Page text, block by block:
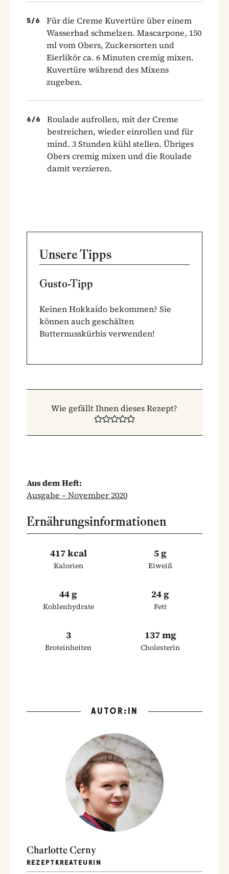
5/6
Für die Creme Kuvertüre über einem
Wasserbad schmelzen. Mascarpone, 150
ml vom Obers, Zuckersorten und
Eierlikör ca. 6 Minuten cremig mixen.
Kuvertüre während des Mixens
zugeben.
6/6
Roulade aufrollen, mit der Creme
bestreichen, wieder einrollen und für
mind. 3 Stunden kühl stellen. Übriges
Obers cremig mixen und die Roulade
damit verzieren.
Unsere Tipps
Gusto-Tipp
Keinen Hokkaido bekommen? Sie
können auch geschälten
Butternusskürbis verwenden!
Wie gefällt Ihnen dieses Rezept?
Aus dem Heft:
Ausgabe – November 2020
Ernährungsinformationen
417 kcal
Kalorien
5 g
Eiweiß
44 g
Kohlenhydrate
24 g
Fett
3
Broteinheiten
137 mg
Cholesterin
AUTOR:IN
Charlotte Cerny
REZEPTKREATEURIN